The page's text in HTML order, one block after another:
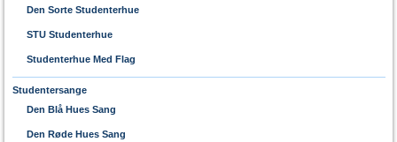
Den Sorte Studenterhue
STU Studenterhue
Studenterhue Med Flag
Studentersange
Den Blå Hues Sang
Den Røde Hues Sang